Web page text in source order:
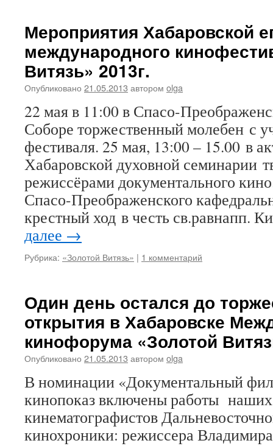
Мероприятия Хабаровской
международного
Витязь» 2013г.
Опубликовано 21.05.2013 автором olga
22 мая в 11:00 в Спасо-
Соборе торжественный молебен с
фестиваля. 25 мая, 13:00 – 15.00 в
Хабаровской духовной семинарии
режиссёрами документального
Спасо-Преображенского
крестный ход в честь св.равнапп.
далее →
Рубрика: «Золотой Витязь» | 1 комментарий
Один день остался до
открытия в Хабаровске
кинофорума «Золотой
Опубликовано 21.05.2013 автором olga
В номинации «Документальный
кинопоказ включены работы наших
кинематографистов
кинохроники: режиссера